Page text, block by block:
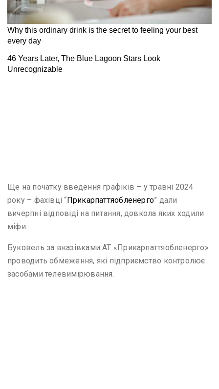
Ще на початку введення графіків – у травні 2024
року – фахівці “Прикарпаттяобленерго” дали
вичерпні відповіді на питання, довкола яких ходили
міфи.
Буковель за вказівками АТ «Прикарпаттяобленерго»
проводить обмеження, які підприємство контролює
засобами телевимірювання.